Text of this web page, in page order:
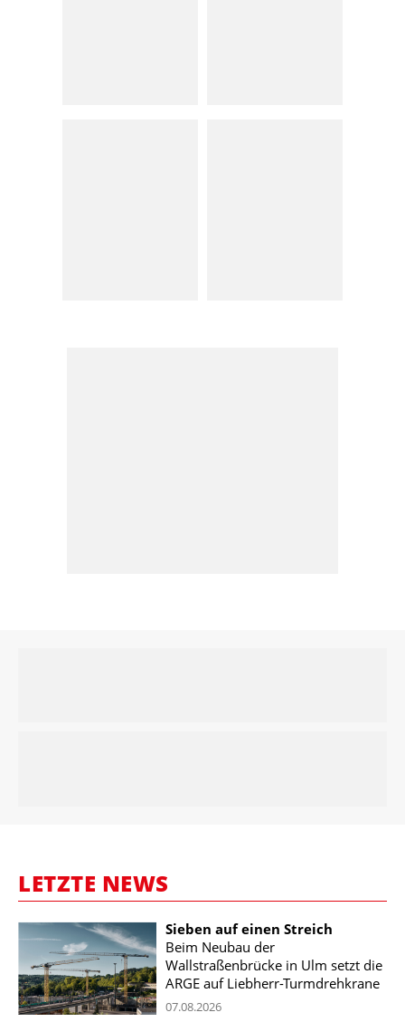
LETZTE NEWS
Sieben auf einen Streich
Beim Neubau der
Wallstraßenbrücke in Ulm setzt die
ARGE auf Liebherr-Turmdrehkrane
07.08.2026